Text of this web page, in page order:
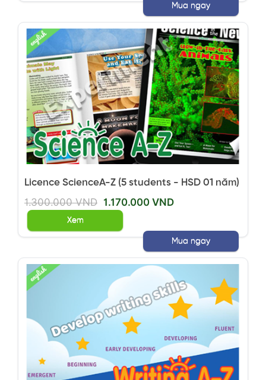
Mua ngay
Licence ScienceA-Z (5 students - HSD 01 năm)
1.300.000 VND 1.170.000 VND
Xem
Mua ngay